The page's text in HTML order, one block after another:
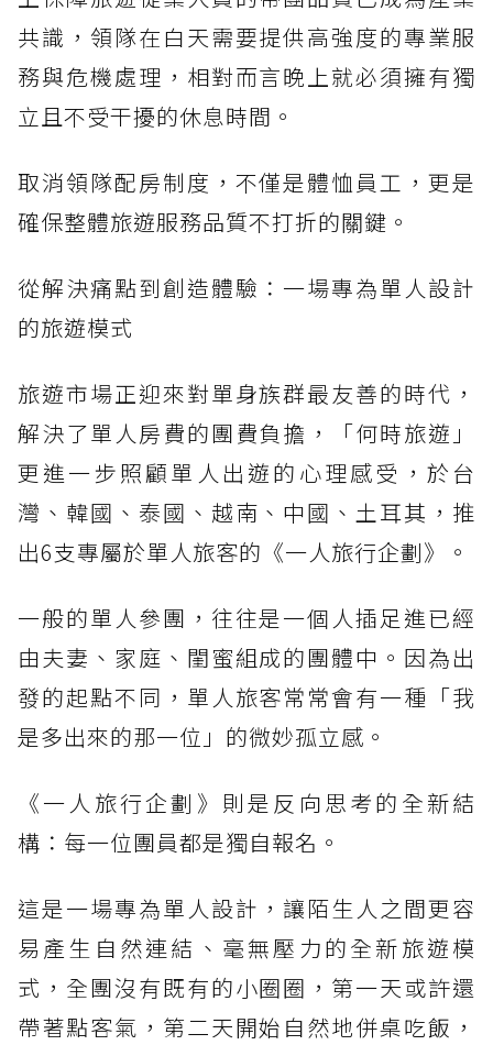
共識，領隊在白天需要提供高強度的專業服
務與危機處理，相對而言晚上就必須擁有獨
立且不受干擾的休息時間。
取消領隊配房制度，不僅是體恤員工，更是
確保整體旅遊服務品質不打折的關鍵。
從解決痛點到創造體驗：一場專為單人設計
的旅遊模式
旅遊市場正迎來對單身族群最友善的時代，
解決了單人房費的團費負擔，「何時旅遊」
更進一步照顧單人出遊的心理感受，於台
灣、韓國、泰國、越南、中國、土耳其，推
出6支專屬於單人旅客的《一人旅行企劃》。
一般的單人參團，往往是一個人插足進已經
由夫妻、家庭、閨蜜組成的團體中。因為出
發的起點不同，單人旅客常常會有一種「我
是多出來的那一位」的微妙孤立感。
《一人旅行企劃》則是反向思考的全新結
構：每一位團員都是獨自報名。
這是一場專為單人設計，讓陌生人之間更容
易產生自然連結、毫無壓力的全新旅遊模
式，全團沒有既有的小圈圈，第一天或許還
帶著點客氣，第二天開始自然地併桌吃飯，